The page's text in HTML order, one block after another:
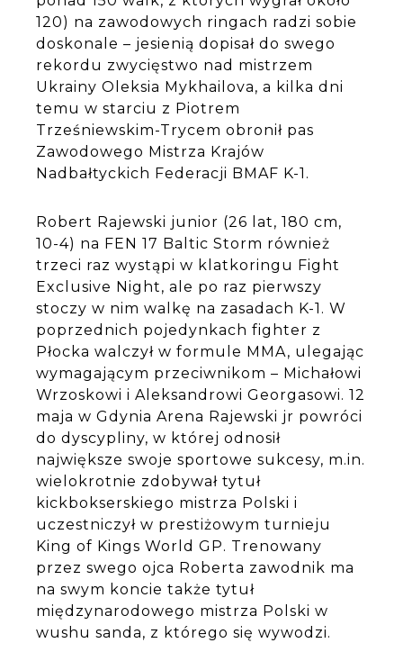
120) na zawodowych ringach radzi sobie
doskonale – jesienią dopisał do swego
rekordu zwycięstwo nad mistrzem
Ukrainy Oleksia Mykhailova, a kilka dni
temu w starciu z Piotrem
Trześniewskim-Trycem obronił pas
Zawodowego Mistrza Krajów
Nadbałtyckich Federacji BMAF K-1.
Robert Rajewski junior (26 lat, 180 cm,
10-4) na FEN 17 Baltic Storm również
trzeci raz wystąpi w klatkoringu Fight
Exclusive Night, ale po raz pierwszy
stoczy w nim walkę na zasadach K-1. W
poprzednich pojedynkach fighter z
Płocka walczył w formule MMA, ulegając
wymagającym przeciwnikom – Michałowi
Wrzoskowi i Aleksandrowi Georgasowi. 12
maja w Gdynia Arena Rajewski jr powróci
do dyscypliny, w której odnosił
największe swoje sportowe sukcesy, m.in.
wielokrotnie zdobywał tytuł
kickbokserskiego mistrza Polski i
uczestniczył w prestiżowym turnieju
King of Kings World GP. Trenowany
przez swego ojca Roberta zawodnik ma
na swym koncie także tytuł
międzynarodowego mistrza Polski w
wushu sanda, z którego się wywodzi.